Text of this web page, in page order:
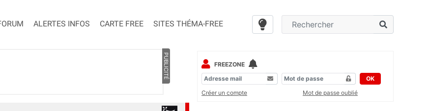
ALERTES INFOS CARTE FREE SITES THÉMA-FREE
PUBLICITÉ
FREEZONE
OK
Créer un compte
Mot de passe oublié